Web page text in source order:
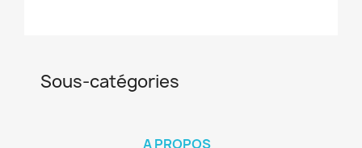
Sous-catégories
A PROPOS